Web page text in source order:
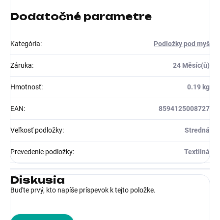
Dodatočné parametre
Kategória: Podložky pod myš
Záruka: 24 Měsíc(ů)
Hmotnosť: 0.19 kg
EAN: 8594125008727
Veľkosť podložky: Stredná
Prevedenie podložky: Textilná
Diskusia
Buďte prvý, kto napíše príspevok k tejto položke.